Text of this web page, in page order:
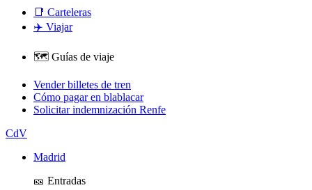
📑 Carteleras
✈️ Viajar
🗺️ Guías de viaje
Vender billetes de tren
Cómo pagar en blablacar
Solicitar indemnización Renfe
CdV
Madrid
🎫 Entradas